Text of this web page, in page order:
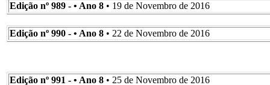
Edição nº 989 - • Ano 8 • 19 de Novembro de 2016
Edição nº 990 - • Ano 8 • 22 de Novembro de 2016
Edição nº 991 - • Ano 8 • 25 de Novembro de 2016